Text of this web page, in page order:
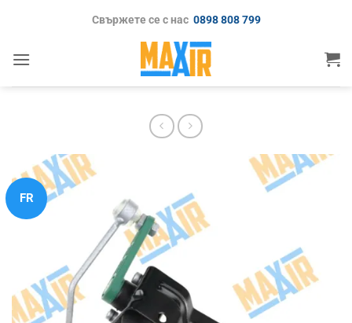
Свържете се с нас 0898 808 799
FR